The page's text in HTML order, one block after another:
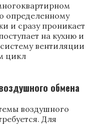
определенному
и сразу проникает
на кухню и
вентиляции
цикл
обмена
воздушного
Для